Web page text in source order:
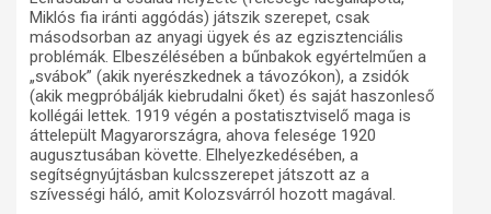
Miklós fia iránti aggódás) játszik szerepet, csak
másodsorban az anyagi ügyek és az egzisztenciális
problémák. Elbeszélésében a bűnbakok egyértelműen a
„svábok” (akik nyerészkednek a távozókon), a zsidók
(akik megpróbálják kiebrudalni őket) és saját haszonleső
kollégái lettek. 1919 végén a postatisztviselő maga is
áttelepült Magyarországra, ahova felesége 1920
augusztusában követte. Elhelyezkedésében, a
segítségnyújtásban kulcsszerepet játszott az a
szívességi háló, amit Kolozsvárról hozott magával.